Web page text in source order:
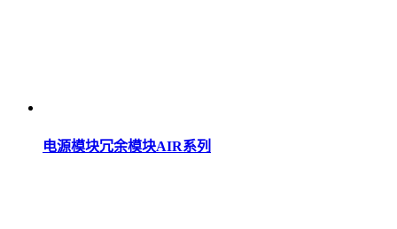
电源模块冗余模块AIR系列